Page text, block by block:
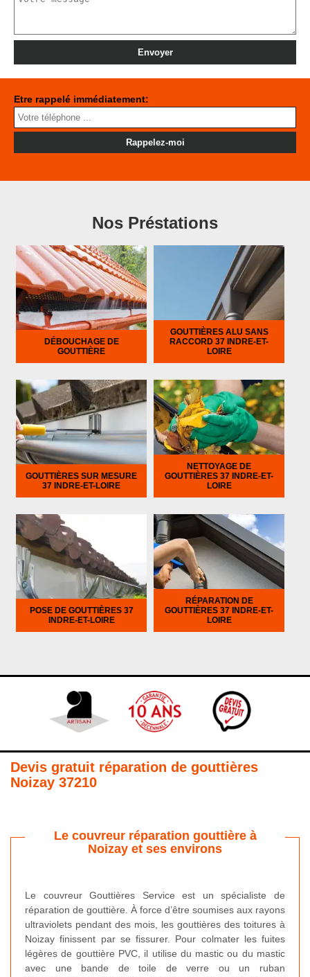
Etre rappelé immédiatement:
Nos Préstations
DÉBOUCHAGE DE
GOUTTIÈRE
GOUTTIÈRES ALU SANS
RACCORD 37 INDRE-ET-
LOIRE
GOUTTIÈRES SUR MESURE
37 INDRE-ET-LOIRE
NETTOYAGE DE
GOUTTIÈRES 37 INDRE-ET-
LOIRE
POSE DE GOUTTIÈRES 37
INDRE-ET-LOIRE
RÉPARATION DE
GOUTTIÈRES 37 INDRE-ET-
LOIRE
Devis gratuit réparation de gouttières
Noizay 37210
Le couvreur réparation gouttière à
Noizay et ses environs
Le couvreur Gouttières Service est un spécialiste de
réparation de gouttière. À force d’être soumises aux rayons
ultraviolets pendant des mois, les gouttières des toitures à
Noizay finissent par se fissurer. Pour colmater les fuites
légères de gouttière PVC, il utilise du mastic ou du mastic
avec une bande de toile de verre ou un ruban